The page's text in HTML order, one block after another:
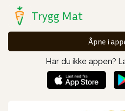
Trygg Mat
Åpne i
Har du ikke appen?